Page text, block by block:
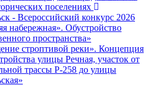
поселениях
- Всероссийский конкурс 2026
набережная». Обустройство
пространства»
строптивой реки». Концепция
улицы Речная, участок от
трассы Р-258 до улицы